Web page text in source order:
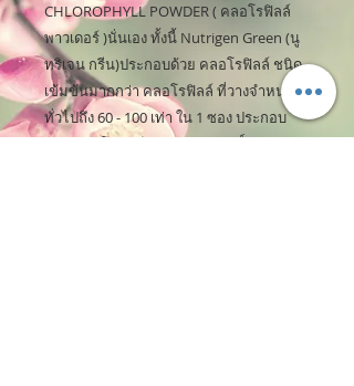
CHLOROPHYLL POWDER ( คลอโรฟิลล์
พาวเดอร์ )นั่นเอง ทั้งนี้ Nutrigen Green (นู
ทริเจน กรีน)ประกอบด้วย คลอโรฟิลล์ ชนิด
เข้มข้นมากกว่า คลอโรฟิลล์ ที่วางจำหน่าย
ทั่วไปถึง 60 - 100 เท่า ใน 1 ซอง ประกอบ